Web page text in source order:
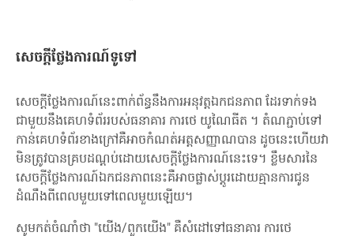
សេចក្តីថ្លែងការណ៍ទូទៅ
សេចក្តីថ្លែងការណ៍នេះពាក់ព័ន្ធនឹងការអនុវត្តឯកជនភាព ដែរទាក់ទង
ជាមួយនឹងគេហទំព័ររបស់ធនាគារ ការថេ យូណៃធីត ។ តំណភ្ជាប់ទៅ
កាន់គេហទំព័រខាងក្រៅគឺអាចកំណត់អត្តសញ្ញាណបាន ដូចនេះហើយវា
មិនត្រូវបានគ្របដណ្តប់ដោយសេចក្តីថ្លែងការណ៍នេះទេ។ ខ្លឹមសារនៃ
សេចក្ដីថ្លែងការណ៍ឯកជនភាពនេះគឺអាចផ្លាស់ប្តូរដោយគ្មានការជូន
ដំណឹងពីពេលមួយទៅពេលមួយឡើយ។
សូមកត់ចំណាំថា "យើង/ពួកយើង" គឺសំដៅទៅធនាគារ ការថេ